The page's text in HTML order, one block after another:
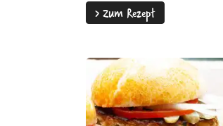
>Zum Rezept